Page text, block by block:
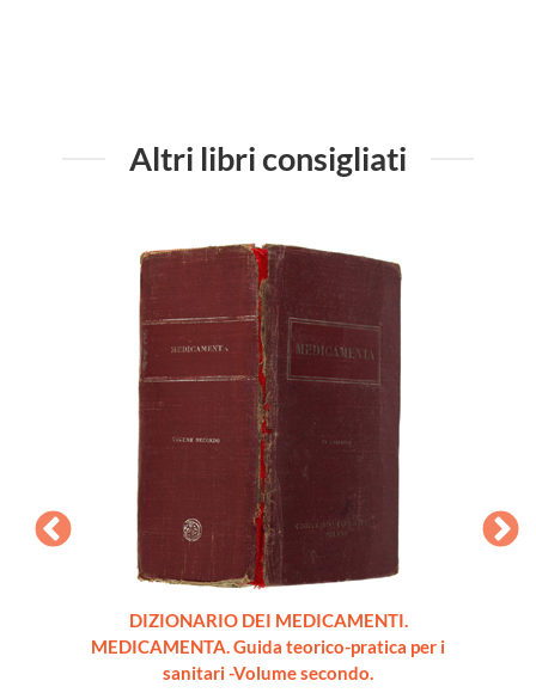
Altri libri consigliati
DIZIONARIO DEI MEDICAMENTI.
MEDICAMENTA. Guida teorico-pratica per i
sanitari -Volume secondo.